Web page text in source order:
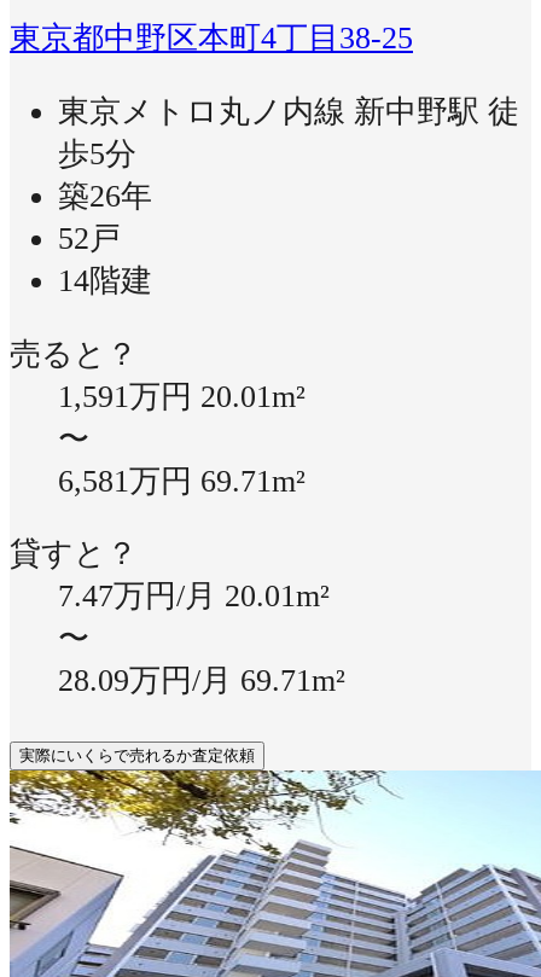
東京都中野区本町4丁目38-25
東京メトロ丸ノ内線 新中野駅 徒
歩5分
築26年
52戸
14階建
売ると？
1,591万円 20.01m²
〜
6,581万円 69.71m²
貸すと？
7.47万円/月 20.01m²
〜
28.09万円/月 69.71m²
実際にいくらで売れるか査定依頼